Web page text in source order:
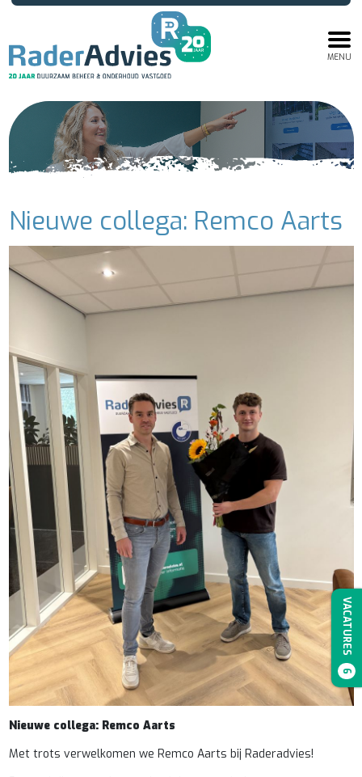
MENU
VACATURES
6
Nieuwe collega: Remco Aarts
Nieuwe collega: Remco Aarts
Met trots verwelkomen we Remco Aarts bij Raderadvies!